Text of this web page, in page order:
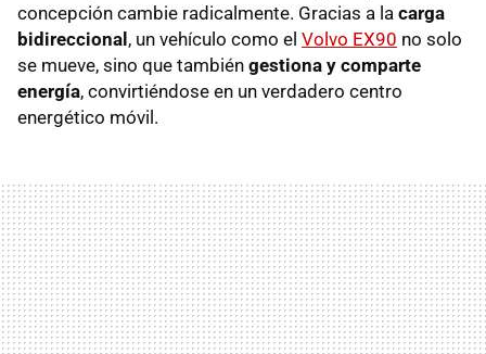
concepción cambie radicalmente. Gracias a la carga
bidireccional , un vehículo como el Volvo EX90 no solo
se mueve, sino que también gestiona y comparte
energía, convirtiéndose en un verdadero centro
energético móvil.